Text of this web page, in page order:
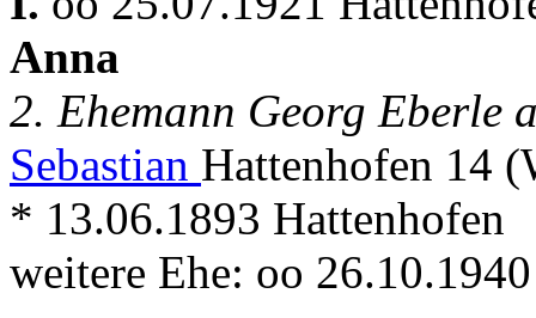
Anna
2. Ehemann Georg Eberle
Sebastian Hattenhofen 14
* 13.06.1893 Hattenhofen
weitere Ehe: oo